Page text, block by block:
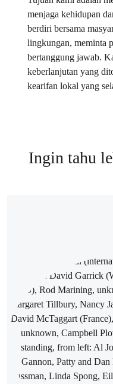
menjaga kehidupan
berdiri bersama
lingkungan, meminta
bertanggung jawab.
keberlanjutan yang
kearifan lokal yang
Ingin tahu